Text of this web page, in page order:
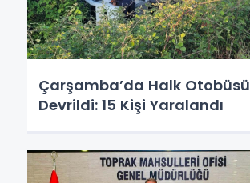
Çarşamba’da Halk Otobüsü
Devrildi: 15 Kişi Yaralandı